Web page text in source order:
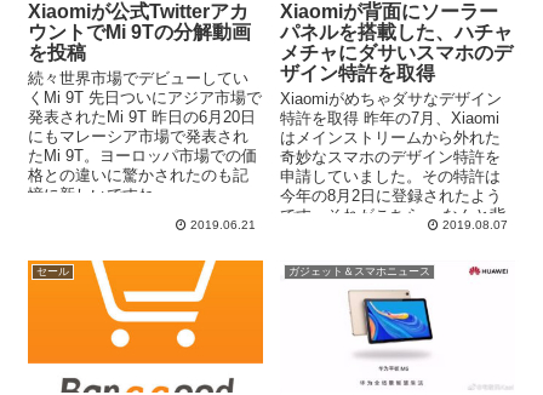
Xiaomiが公式Twitterアカ
ウントでMi 9Tの分解動画
を投稿
続々世界市場でデビューしてい
くMi 9T 先日ついにアジア市場で
発表されたMi 9T 昨日の6月20日
にもマレーシア市場で発表され
たMi 9T。ヨーロッパ市場での価
格との違いに驚かされたのも記
憶に新しいですね。 ...
2019.06.21
Xiaomiが背面にソーラー
パネルを搭載した、ハチャ
メチャにダサいスマホのデ
ザイン特許を取得
Xiaomiがめちゃダサなデザイン
特許を取得 昨年の7月、Xiaomi
はメインストリームから外れた
奇妙なスマホのデザイン特許を
申請していました。その特許は
今年の8月2日に登録されたよう
です。それがこちら。 なんと背
2019.08.07
セール ガジェット＆スマホニュース